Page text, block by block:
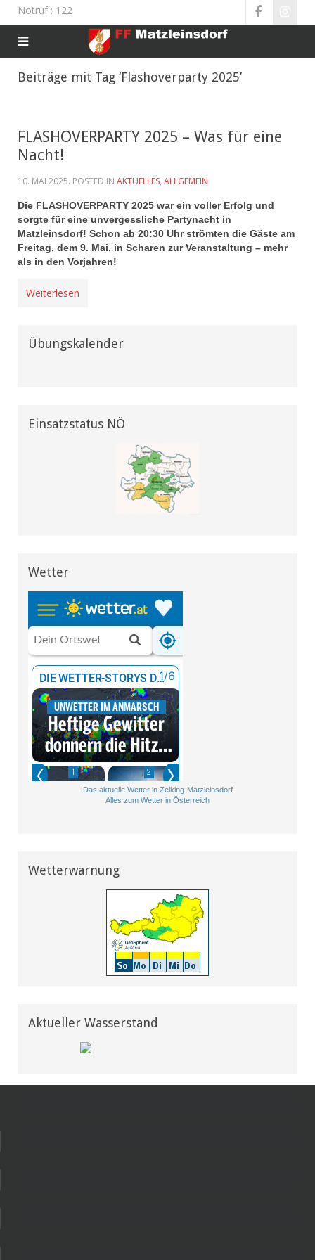
Notruf: 122
Beiträge mit Tag ‘Flashoverparty 2025’
FLASHOVERPARTY 2025 – Was für eine
Nacht!
10. MAI 2025. POSTED IN AKTUELLES, ALLGEMEIN
Die FLASHOVERPARTY 2025 war ein voller Erfolg und
sorgte für eine unvergessliche Partynacht in
Matzleinsdorf! Schon ab 20:30 Uhr strömten die Gäste am
Freitag, dem 9. Mai, in Scharen zur Veranstaltung – mehr
als in den Vorjahren!
Weiterlesen
Übungskalender
Einsatzstatus NÖ
Wetter
Das aktuelle Wetter in Zelking-Matzleinsdorf
Alles zum Wetter in Österreich
Wetterwarnung
Aktueller Wasserstand